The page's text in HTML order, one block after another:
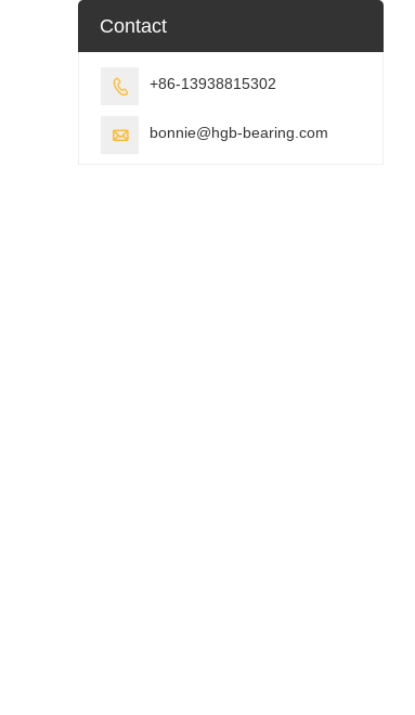
Contact
 +86-13938815302
 bonnie@hgb-bearing.com